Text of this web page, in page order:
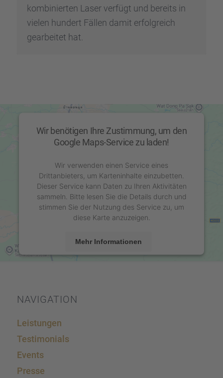
kombi­nier­ten Laser verfügt und bereits in
vielen hundert Fällen damit erfolg­reich
gearbei­tet hat.
Wir benötigen Ihre Zustimmung, um den
Google Maps-Service zu laden!
Wir verwenden einen Service eines
Drittanbieters, um Karteninhalte einzubetten.
Dieser Service kann Daten zu Ihren Aktivitäten
sammeln. Bitte lesen Sie die Details durch und
stimmen Sie der Nutzung des Service zu, um
diese Karte anzuzeigen.
Mehr Informationen
NAVIGA­TION
Leistun­gen
Testi­mo­ni­als
Events
Presse